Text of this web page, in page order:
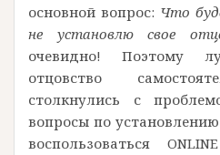
основной вопрос: Что
не установлю свое
очевидно! Поэтому
отцовство
столкнулись с
вопросы по
воспользоваться